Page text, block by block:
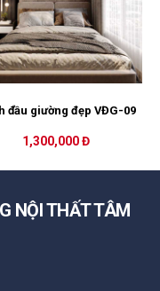
đầu giường đẹp VĐG-09
1,300,000 Đ
NỘI THẤT TÂM